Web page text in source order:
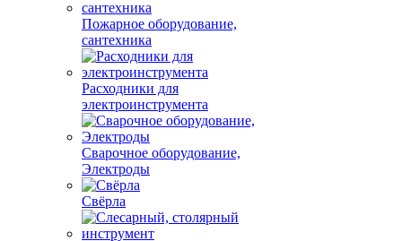
Пожарное оборудование,
сантехника
Расходники для
электроинструмента
Сварочное оборудование,
Электроды
Свёрла